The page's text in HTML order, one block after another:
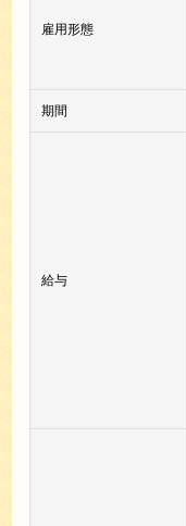
雇用形態
期間
給与